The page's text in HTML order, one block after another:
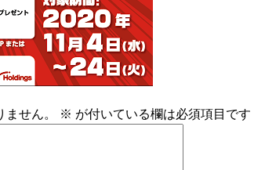
せん。
※ が付いている欄は必須項目です